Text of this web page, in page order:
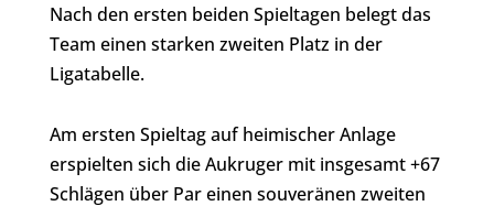
Nach den ersten beiden Spieltagen belegt das
Team einen starken zweiten Platz in der
Ligatabelle.
Am ersten Spieltag auf heimischer Anlage
erspielten sich die Aukruger mit insgesamt +67
Schlägen über Par einen souveränen zweiten